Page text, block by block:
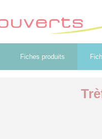
Fiches produits